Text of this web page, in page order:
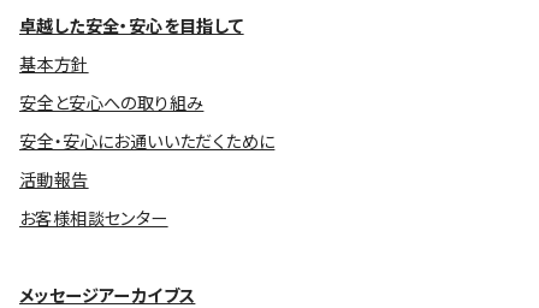
卓越した安全・安心を目指して
基本方針
安全と安心への取り組み
安全・安心にお通いいただくために
活動報告
お客様相談センター
メッセージアーカイブス